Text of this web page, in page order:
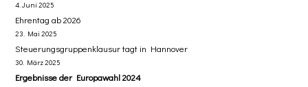
4. Juni 2025
Ehrentag ab 2026
23. Mai 2025
Steuerungsgruppenklausur tagt in Hannover
30. März 2025
Ergebnisse der Europawahl 2024